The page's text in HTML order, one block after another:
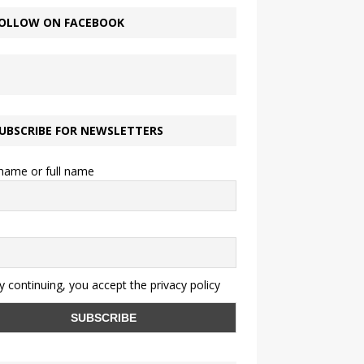
ON FACEBOOK
FOR NEWSLETTERS
or full name
continuing, you accept the privacy policy